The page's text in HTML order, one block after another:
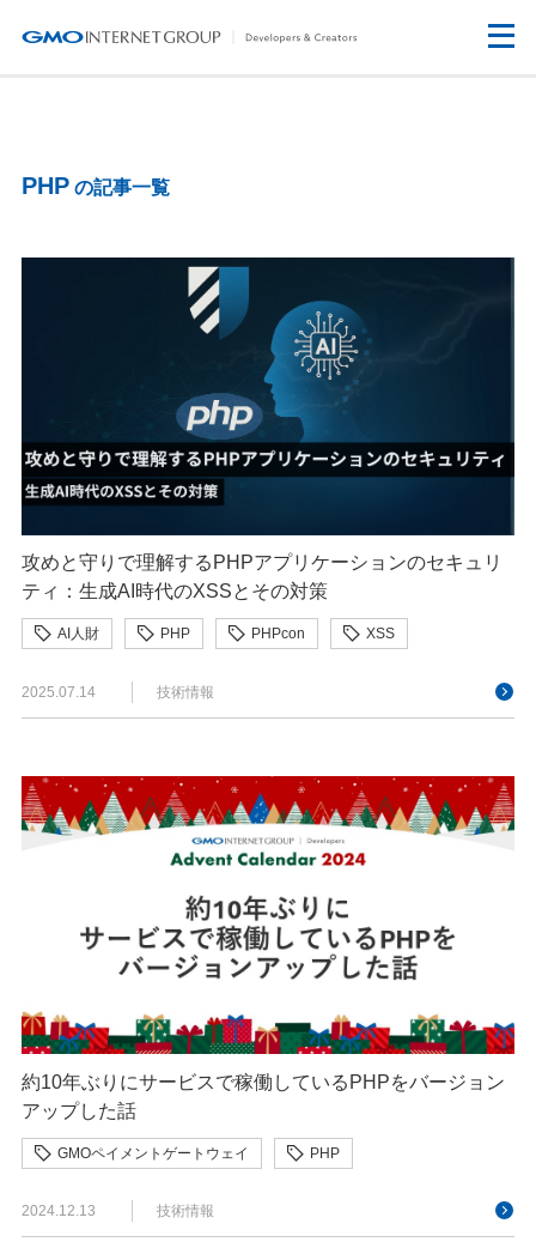
PHPの記事一覧
攻めと守りで理解するPHPアプリケーションのセキュリ
ティ：生成AI時代のXSSとその対策
AI人財 PHP PHPcon
XSS
2025.07.14
技術情報
約10年ぶりにサービスで稼働しているPHPをバージョン
アップした話
GMOペイメントゲートウェイ
PHP
2024.12.13
技術情報